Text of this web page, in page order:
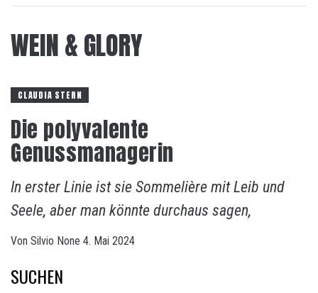
WEIN & GLORY
CLAUDIA STERN
Die polyvalente
Genussmanagerin
In erster Linie ist sie Sommelière mit Leib und
Seele, aber man könnte durchaus sagen,
Von Silvio None 4. Mai 2024
SUCHEN